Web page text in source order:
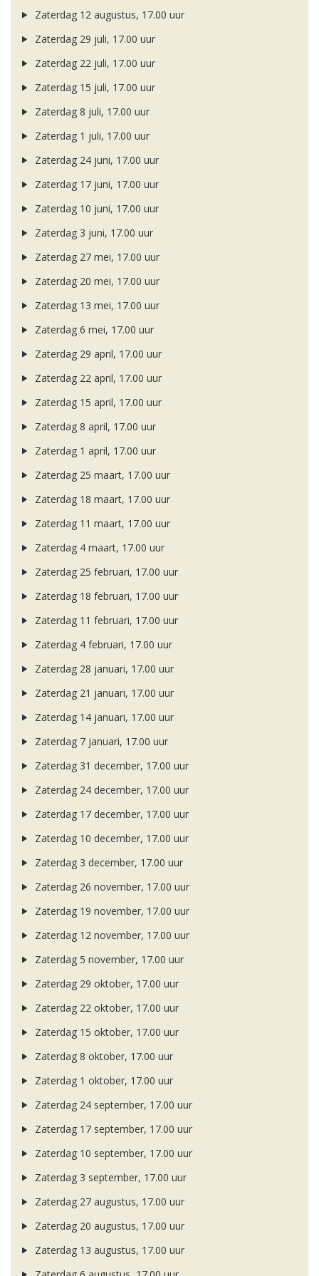
Zaterdag 12 augustus, 17.00 uur
Zaterdag 29 juli, 17.00 uur
Zaterdag 22 juli, 17.00 uur
Zaterdag 15 juli, 17.00 uur
Zaterdag 8 juli, 17.00 uur
Zaterdag 1 juli, 17.00 uur
Zaterdag 24 juni, 17.00 uur
Zaterdag 17 juni, 17.00 uur
Zaterdag 10 juni, 17.00 uur
Zaterdag 3 juni, 17.00 uur
Zaterdag 27 mei, 17.00 uur
Zaterdag 20 mei, 17.00 uur
Zaterdag 13 mei, 17.00 uur
Zaterdag 6 mei, 17.00 uur
Zaterdag 29 april, 17.00 uur
Zaterdag 22 april, 17.00 uur
Zaterdag 15 april, 17.00 uur
Zaterdag 8 april, 17.00 uur
Zaterdag 1 april, 17.00 uur
Zaterdag 25 maart, 17.00 uur
Zaterdag 18 maart, 17.00 uur
Zaterdag 11 maart, 17.00 uur
Zaterdag 4 maart, 17.00 uur
Zaterdag 25 februari, 17.00 uur
Zaterdag 18 februari, 17.00 uur
Zaterdag 11 februari, 17.00 uur
Zaterdag 4 februari, 17.00 uur
Zaterdag 28 januari, 17.00 uur
Zaterdag 21 januari, 17.00 uur
Zaterdag 14 januari, 17.00 uur
Zaterdag 7 januari, 17.00 uur
Zaterdag 31 december, 17.00 uur
Zaterdag 24 december, 17.00 uur
Zaterdag 17 december, 17.00 uur
Zaterdag 10 december, 17.00 uur
Zaterdag 3 december, 17.00 uur
Zaterdag 26 november, 17.00 uur
Zaterdag 19 november, 17.00 uur
Zaterdag 12 november, 17.00 uur
Zaterdag 5 november, 17.00 uur
Zaterdag 29 oktober, 17.00 uur
Zaterdag 22 oktober, 17.00 uur
Zaterdag 15 oktober, 17.00 uur
Zaterdag 8 oktober, 17.00 uur
Zaterdag 1 oktober, 17.00 uur
Zaterdag 24 september, 17.00 uur
Zaterdag 17 september, 17.00 uur
Zaterdag 10 september, 17.00 uur
Zaterdag 3 september, 17.00 uur
Zaterdag 27 augustus, 17.00 uur
Zaterdag 20 augustus, 17.00 uur
Zaterdag 13 augustus, 17.00 uur